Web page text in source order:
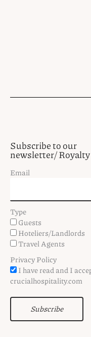
Subscribe to our
newsletter/
Email
Type
Guests
Hoteliers/Landlords
Travel Agents
Privacy Policy
I have read and I
crucialhospitality.com
Subscribe